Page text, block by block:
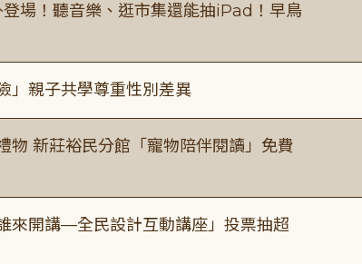
場！聽音樂、逛市集還能抽iPad！早鳥
」親子共學尊重性別差異
物 新莊裕民分館「寵物陪伴閱讀」免費
來開講—全民設計互動講座」投票抽超